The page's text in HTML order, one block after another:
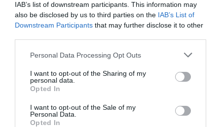
IAB’s list of downstream participants. This information may
also be disclosed by us to third parties on the IAB’s List of
Downstream Participants that may further disclose it to other
Please note that this website/app uses one or more Google
not limited to your visit or usage behaviour. You may click to
grant or deny consent to Google and its third-party tags to
use your data for below specified purposes in below Google
consent section.
Personal Data Processing Opt Outs
I want to opt-out of the Sharing of my
personal data.
Opted In
I want to opt-out of the Sale of my
Personal Data.
Opted In
Ne maradjon le a legfrissebb hírekről, kövessen
bennünket az EGRI ÜGYEK Google Hírek oldalán!
VISSZA A FŐOLDALRA